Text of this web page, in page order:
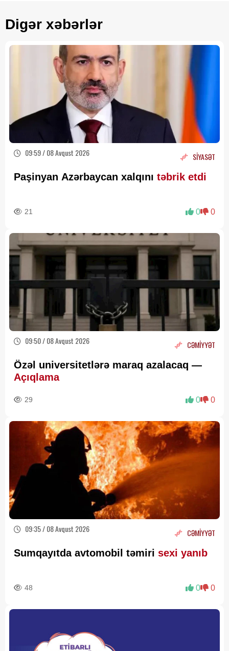
Digər xəbərlər
09:59 / 08 Avqust 2026 SİYASƏT
Paşinyan Azərbaycan xalqını təbrik etdi
21 0 0
09:50 / 08 Avqust 2026 CƏMİYYƏT
Özəl universitetlərə maraq azalacaq —
Açıqlama
29 0 0
09:35 / 08 Avqust 2026 CƏMİYYƏT
Sumqayıtda avtomobil təmiri sexi yanıb
48 0 0